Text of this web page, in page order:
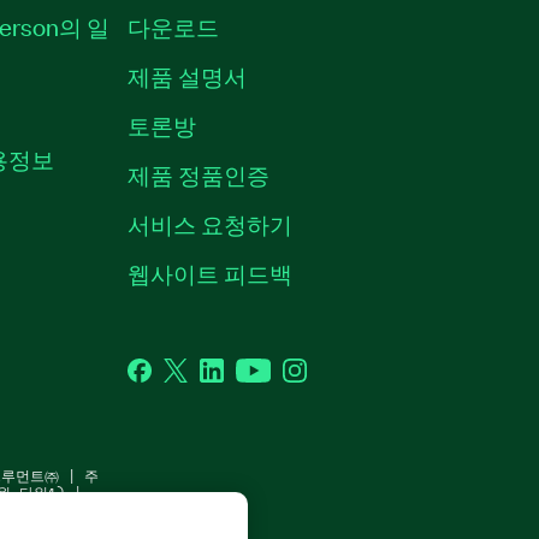
의 일
보
다운로드
제품 설명서
토론방
제품 정품인증
서비스 요청하기
웹사이트 피드백
Facebook
TwitterLinkedInYouTubeInstagram
루먼트㈜ | 주
타워1) |